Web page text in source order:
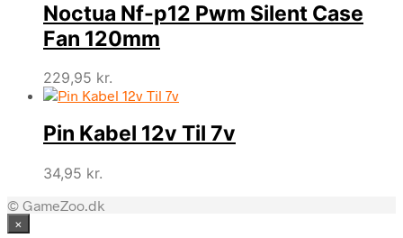
Noctua Nf-p12 Pwm Silent Case
Fan 120mm
229,95 kr.
Pin Kabel 12v Til 7v
34,95 kr.
© GameZoo.dk
×